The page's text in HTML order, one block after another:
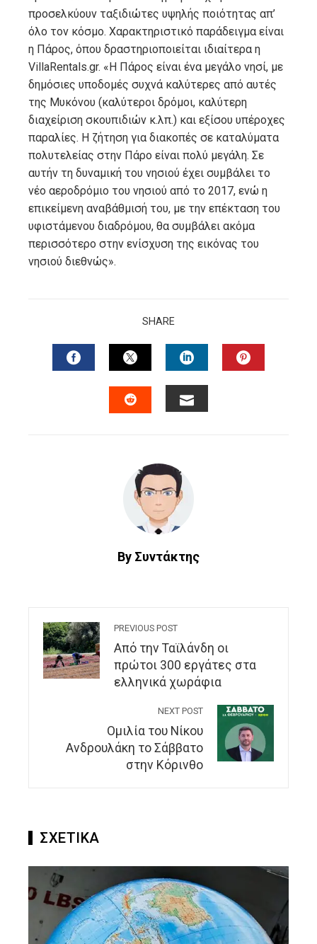
προσελκύουν ταξιδιώτες υψηλής ποιότητας απ’
όλο τον κόσμο. Χαρακτηριστικό παράδειγμα είναι
η Πάρος, όπου δραστηριοποιείται ιδιαίτερα η
VillaRentals.gr. «Η Πάρος είναι ένα μεγάλο νησί, με
δημόσιες υποδομές συχνά καλύτερες από αυτές
της Μυκόνου (καλύτεροι δρόμοι, καλύτερη
διαχείριση σκουπιδιών κ.λπ.) και εξίσου υπέροχες
παραλίες. Η ζήτηση για διακοπές σε καταλύματα
πολυτελείας στην Πάρο είναι πολύ μεγάλη. Σε
αυτήν τη δυναμική του νησιού έχει συμβάλει το
νέο αεροδρόμιο του νησιού από το 2017, ενώ η
επικείμενη αναβάθμισή του, με την επέκταση του
υφιστάμενου διαδρόμου, θα συμβάλει ακόμα
περισσότερο στην ενίσχυση της εικόνας του
νησιού διεθνώς».
SHARE
FACEBOOKTWITTERLINKEDIN
By Συντάκτης
PREVIOUS POST
Από την Ταϊλάνδη οι
πρώτοι 300 εργάτες στα
ελληνικά χωράφια
NEXT POST
Ομιλία του Νίκου
Ανδρουλάκη το Σάββατο
στην Κόρινθο
ΣΧΕΤΙΚΑ